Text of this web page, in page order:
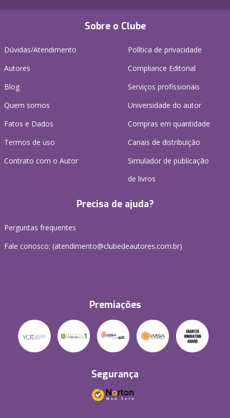
Sobre o Clube
Dúvidas/Atendimento
Autores
Blog
Quem somos
Fatos e Dados
Termos de uso
Contrato com o Autor
Política de privacidade
Compliance Editorial
Serviços profissionais
Universidade do autor
Compras em quantidade
Canais de distribuição
Simulador de publicação
de livros
Precisa de ajuda?
Perguntas frequentes
Fale conosco: (atendimento@clubedeautores.com.br)
Premiações
Segurança